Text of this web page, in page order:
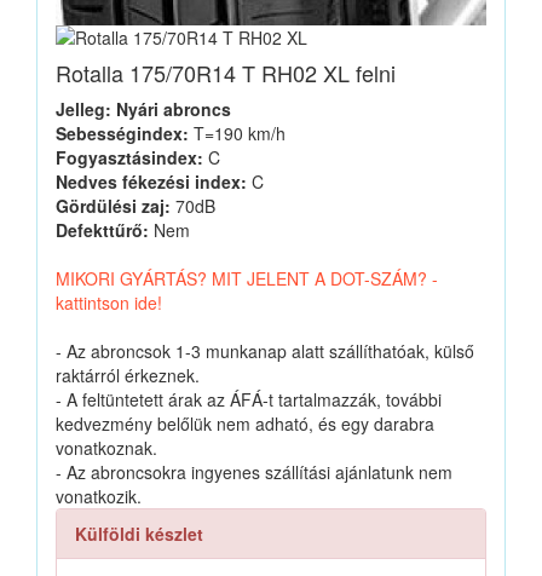
Rotalla 175/70R14 T RH02 XL felni
Jelleg: Nyári abroncs
Sebességindex: T=190 km/h
Fogyasztásindex: C
Nedves fékezési index: C
Gördülési zaj: 70dB
Defekttűrő: Nem
MIKORI GYÁRTÁS? MIT JELENT A DOT-SZÁM? -
kattintson ide!
- Az abroncsok 1-3 munkanap alatt szállíthatóak, külső
raktárról érkeznek.
- A feltüntetett árak az ÁFÁ-t tartalmazzák, további
kedvezmény belőlük nem adható, és egy darabra
vonatkoznak.
- Az abroncsokra ingyenes szállítási ajánlatunk nem
vonatkozik.
Külföldi készlet